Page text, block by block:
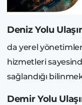
Deniz Yolu
da yerel
hizmetleri
sağlandığı
Demir Yolu